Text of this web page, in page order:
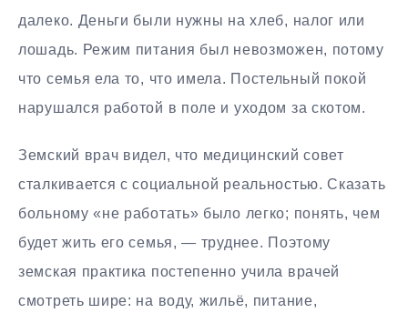
далеко. Деньги были нужны на хлеб, налог или
лошадь. Режим питания был невозможен, потому
что семья ела то, что имела. Постельный покой
нарушался работой в поле и уходом за скотом.
Земский врач видел, что медицинский совет
сталкивается с социальной реальностью. Сказать
больному «не работать» было легко; понять, чем
будет жить его семья, — труднее. Поэтому
земская практика постепенно учила врачей
смотреть шире: на воду, жильё, питание,